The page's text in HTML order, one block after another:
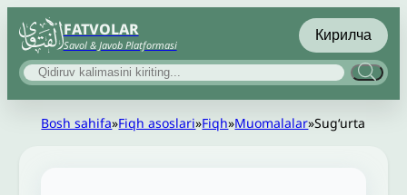
FATVOLAR
Savol & Javob Platformasi
Кирилча
Bosh sahifa»Fiqh asoslari»Fiqh»Muomalalar»Sugʻurta